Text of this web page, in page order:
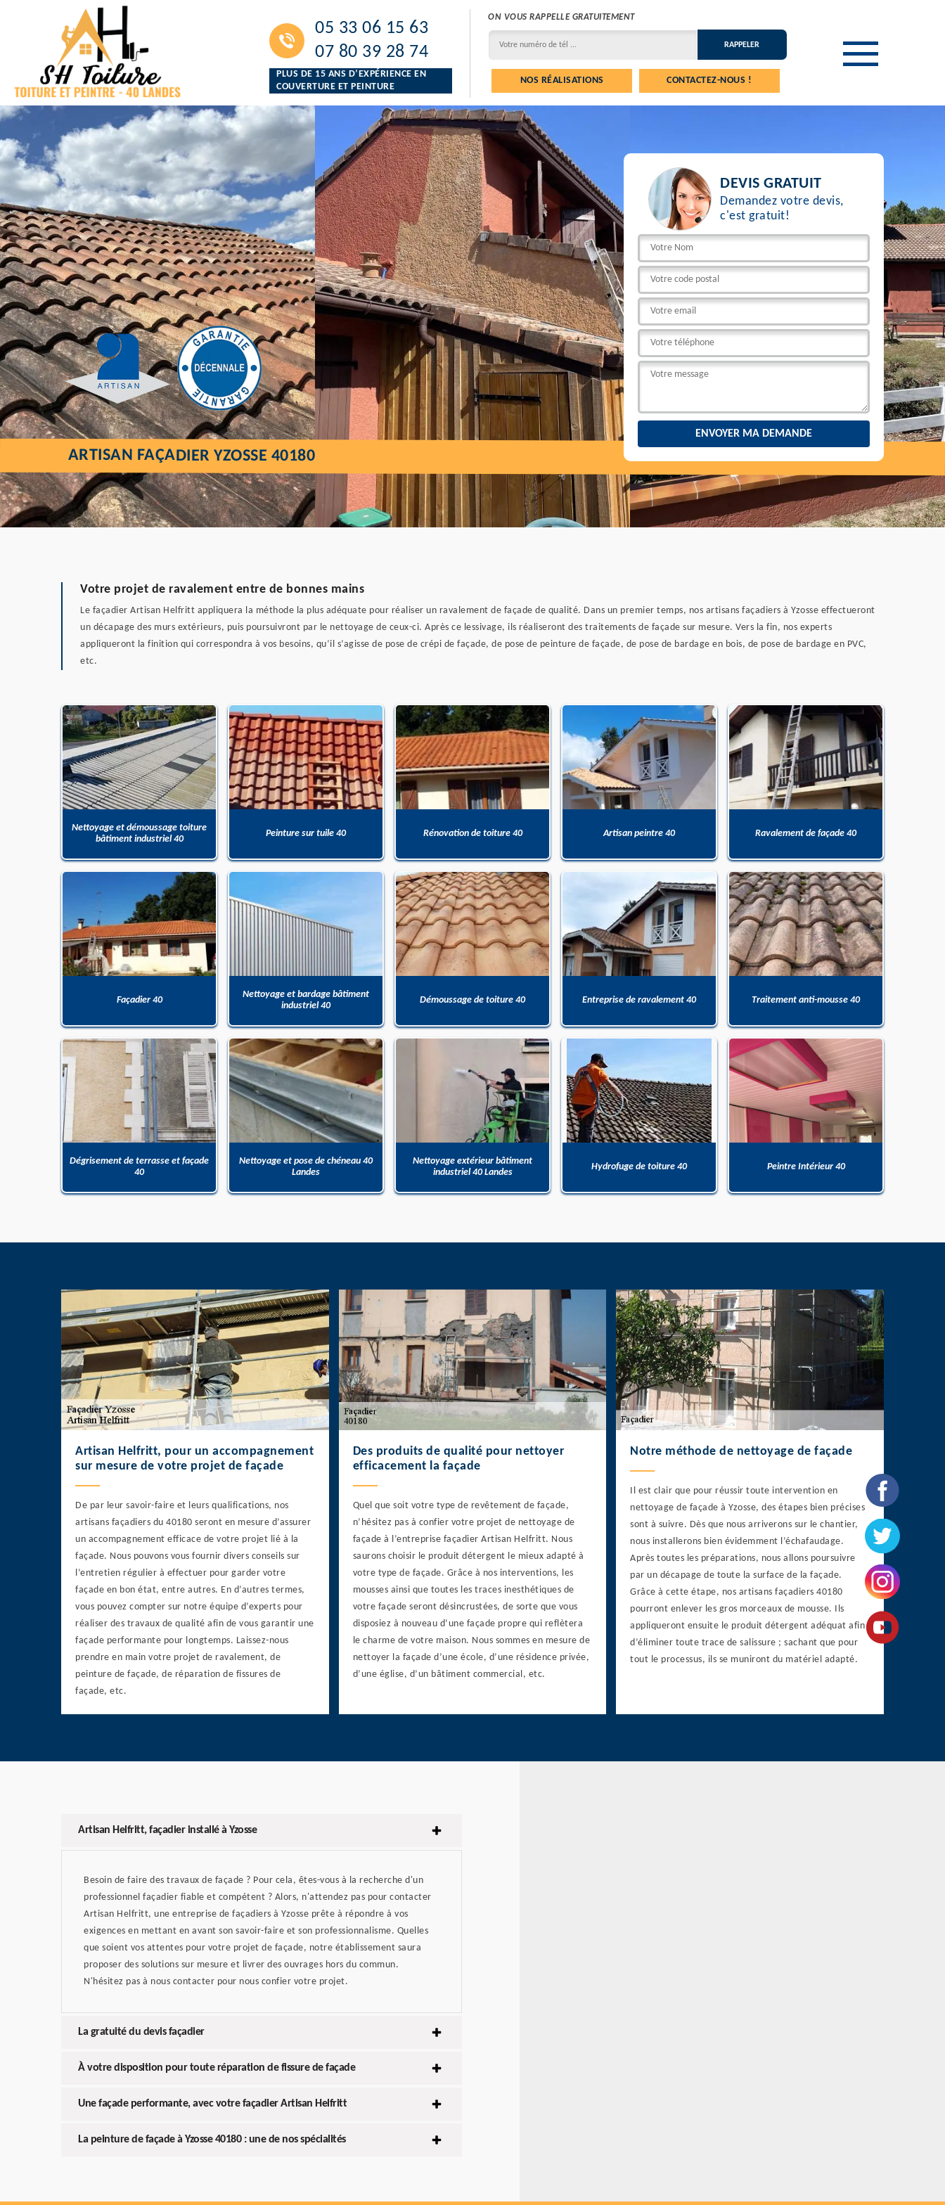
05 33 06 15 63
07 80 39 28 74
PLUS DE 15 ANS D’EXPÉRIENCE EN
COUVERTURE ET PEINTURE
ON VOUS RAPPELLE GRATUITEMENT
NOS RÉALISATIONS CONTACTEZ-NOUS !
DEVIS GRATUIT
Demandez votre devis,
c'est gratuit!
ARTISAN FAÇADIER YZOSSE 40180
Votre projet de ravalement entre de bonnes mains
Le façadier Artisan Helfritt appliquera la méthode la plus adéquate pour réaliser un ravalement de façade de qualité. Dans un premier temps, nos artisans façadiers à Yzosse effectueront
un décapage des murs extérieurs, puis poursuivront par le nettoyage de ceux-ci. Après ce lessivage, ils réaliseront des traitements de façade sur mesure. Vers la fin, nos experts
appliqueront la finition qui correspondra à vos besoins, qu’il s’agisse de pose de crépi de façade, de pose de peinture de façade, de pose de bardage en bois, de pose de bardage en PVC,
etc.
Nettoyage et démoussage toiture
bâtiment industriel 40
Peinture sur tuile 40 Rénovation de toiture 40 Artisan peintre 40 Ravalement de façade 40
Façadier 40
Nettoyage et bardage bâtiment
industriel 40
Démoussage de toiture 40 Entreprise de ravalement 40 Traitement anti-mousse 40
Dégrisement de terrasse et façade
40
Nettoyage et pose de chéneau 40
Landes
Nettoyage extérieur bâtiment
industriel 40 Landes
Hydrofuge de toiture 40 Peintre Intérieur 40
Artisan Helfritt, pour un accompagnement
sur mesure de votre projet de façade
De par leur savoir-faire et leurs qualifications, nos
artisans façadiers du 40180 seront en mesure d’assurer
un accompagnement efficace de votre projet lié à la
façade. Nous pouvons vous fournir divers conseils sur
l’entretien régulier à effectuer pour garder votre
façade en bon état, entre autres. En d’autres termes,
vous pouvez compter sur notre équipe d’experts pour
réaliser des travaux de qualité afin de vous garantir une
façade performante pour longtemps. Laissez-nous
prendre en main votre projet de ravalement, de
peinture de façade, de réparation de fissures de
façade, etc.
Des produits de qualité pour nettoyer
efficacement la façade
Quel que soit votre type de revêtement de façade,
n’hésitez pas à confier votre projet de nettoyage de
façade à l’entreprise façadier Artisan Helfritt. Nous
saurons choisir le produit détergent le mieux adapté à
votre type de façade. Grâce à nos interventions, les
mousses ainsi que toutes les traces inesthétiques de
votre façade seront désincrustées, de sorte que vous
disposiez à nouveau d’une façade propre qui reflètera
le charme de votre maison. Nous sommes en mesure de
nettoyer la façade d’une école, d’une résidence privée,
d’une église, d’un bâtiment commercial, etc.
Notre méthode de nettoyage de façade
Il est clair que pour réussir toute intervention en
nettoyage de façade à Yzosse, des étapes bien précises
sont à suivre. Dès que nous arriverons sur le chantier,
nous installerons bien évidemment l’échafaudage.
Après toutes les préparations, nous allons poursuivre
par un décapage de toute la surface de la façade.
Grâce à cette étape, nos artisans façadiers 40180
pourront enlever les gros morceaux de mousse. Ils
appliqueront ensuite le produit détergent adéquat afin
d’éliminer toute trace de salissure ; sachant que pour
tout le processus, ils se muniront du matériel adapté.
Artisan Helfritt, façadier installé à Yzosse
Besoin de faire des travaux de façade ? Pour cela, êtes-vous à la recherche d'un
professionnel façadier fiable et compétent ? Alors, n'attendez pas pour contacter
Artisan Helfritt, une entreprise de façadiers à Yzosse prête à répondre à vos
exigences en mettant en avant son savoir-faire et son professionnalisme. Quelles
que soient vos attentes pour votre projet de façade, notre établissement saura
proposer des solutions sur mesure et livrer des ouvrages hors du commun.
N'hésitez pas à nous contacter pour nous confier votre projet.
La gratuité du devis façadier
À votre disposition pour toute réparation de fissure de façade
Une façade performante, avec votre façadier Artisan Helfritt
La peinture de façade à Yzosse 40180 : une de nos spécialités